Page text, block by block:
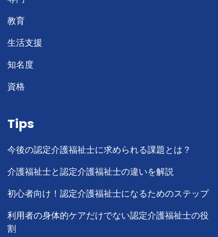
教育
生活支援
知名度
資格
Tips
今後の認定介護福祉士に求められる課題とは？
介護福祉士と認定介護福祉士の違いを解説
初心者向け！認定介護福祉士になるためのステップ
利用者の身体的ケアだけでない認定介護福祉士の役
割